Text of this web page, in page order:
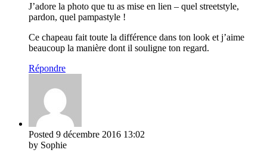
J’adore la photo que tu as mise en lien – quel streetstyle,
pardon, quel pampastyle !
Ce chapeau fait toute la différence dans ton look et j’aime
beaucoup la manière dont il souligne ton regard.
Répondre
Posted 9 décembre 2016 13:02
by Sophie